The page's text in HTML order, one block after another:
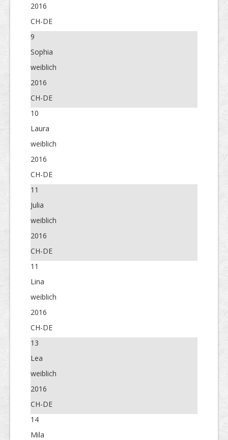
2016
CH-DE
9
Sophia
weiblich
2016
CH-DE
10
Laura
weiblich
2016
CH-DE
11
Julia
weiblich
2016
CH-DE
11
Lina
weiblich
2016
CH-DE
13
Lea
weiblich
2016
CH-DE
14
Mila